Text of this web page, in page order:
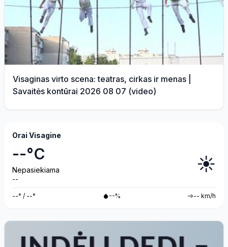
Visaginas virto scena: teatras, cirkas ir menas |
Savaitės kontūrai 2026 08 07 (video)
Orai Visagine
--°C
Nepasiekiama
--
☀️
--° / --° --% -- km/h